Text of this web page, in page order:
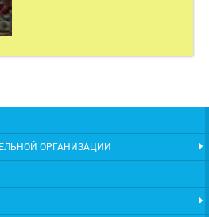
ОРГАНИЗАЦИИ